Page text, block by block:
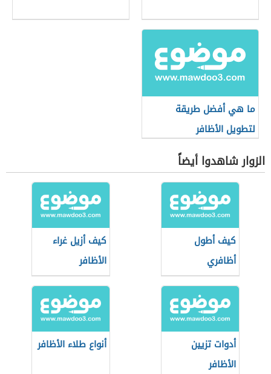
ما هي أفضل طريقة
لتطويل الأظافر
الزوار شاهدوا أيضاً
كيف أطول
أظافري
كيف أزيل غراء
الأظافر
أدوات تزيين
الأظافر
أنواع طلاء الأظافر